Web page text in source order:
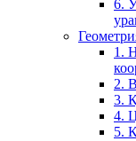
6.
1.
2.
3.
4.
5.